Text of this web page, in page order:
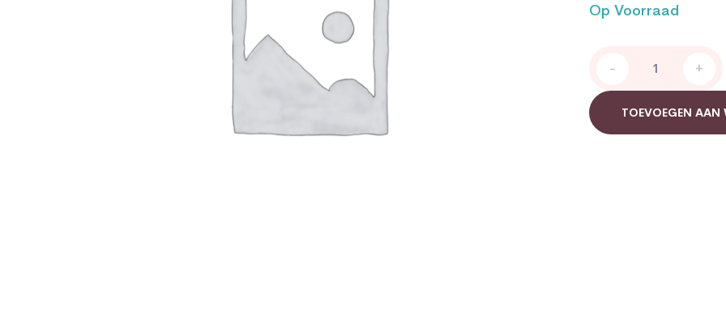
Op Voorraad
Neuro
Nutrients
quantity
- +
TOEVOEGEN AAN